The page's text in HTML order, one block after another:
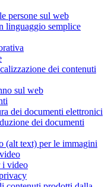
persone sul web
linguaggio semplice
dei contenuti
sul web
dei documenti elettronici
dei documenti
(alt text) per le immagini
i video